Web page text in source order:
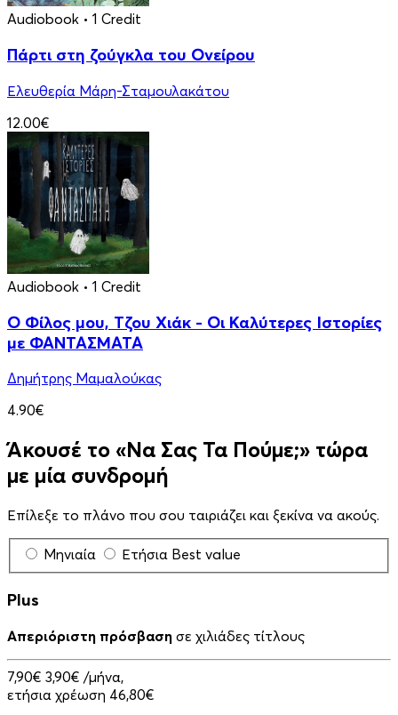
Audiobook • 1 Credit
Πάρτι στη ζούγκλα του Ονείρου
Ελευθερία Μάρη-Σταμουλακάτου
12.00€
Audiobook • 1 Credit
Ο Φίλος μου, Τζου Χιάκ - Οι Καλύτερες Ιστορίες
με ΦΑΝΤΑΣΜΑΤΑ
Δημήτρης Μαμαλούκας
4.90€
Άκουσέ το «Να Σας Τα Πούμε;» τώρα
με μία συνδρομή
Επίλεξε το πλάνο που σου ταιριάζει και ξεκίνα να ακούς.
Μηνιαία Ετήσια Best value
Plus
Απεριόριστη πρόσβαση σε χιλιάδες τίτλους
7,90€ 3,90€ /μήνα,
ετήσια χρέωση 46,80€